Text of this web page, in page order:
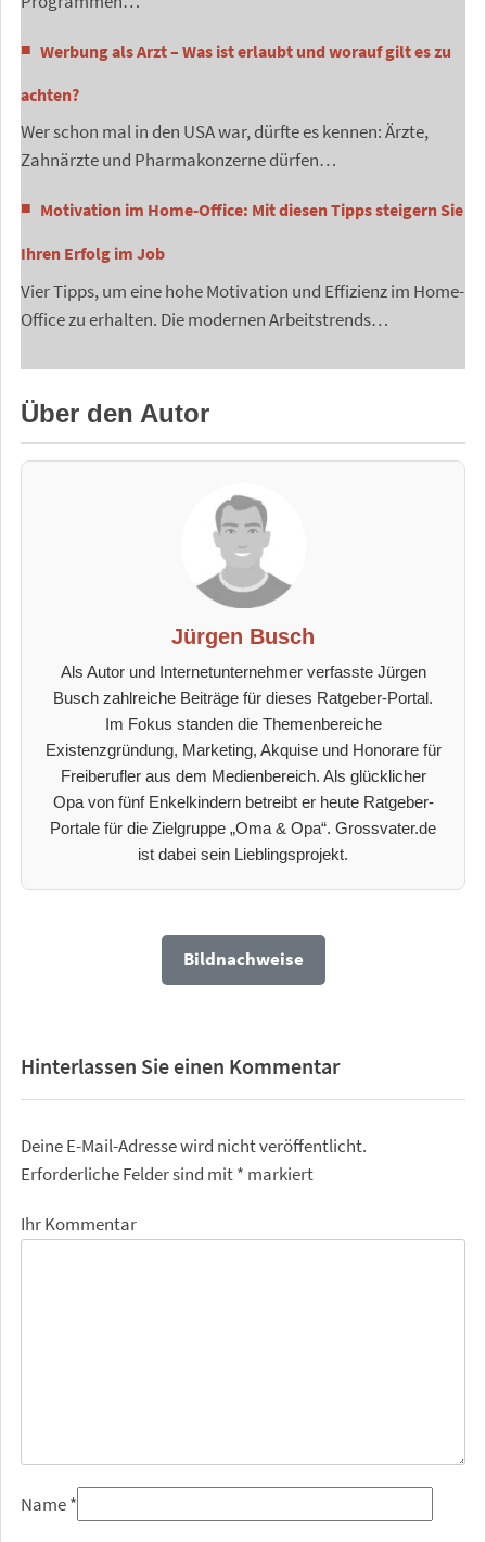
Werbung als Arzt – Was ist erlaubt und worauf gilt es zu
achten?
Wer schon mal in den USA war, dürfte es kennen: Ärzte,
Zahnärzte und Pharmakonzerne dürfen…
Motivation im Home-Office: Mit diesen Tipps steigern Sie
Ihren Erfolg im Job
Vier Tipps, um eine hohe Motivation und Effizienz im Home-
Office zu erhalten. Die modernen Arbeitstrends…
Über den Autor
Jürgen Busch
Als Autor und Internetunternehmer verfasste Jürgen
Busch zahlreiche Beiträge für dieses Ratgeber-Portal.
Im Fokus standen die Themenbereiche
Existenzgründung, Marketing, Akquise und Honorare für
Freiberufler aus dem Medienbereich. Als glücklicher
Opa von fünf Enkelkindern betreibt er heute Ratgeber-
Portale für die Zielgruppe „Oma & Opa“. Grossvater.de
ist dabei sein Lieblingsprojekt.
Bildnachweise
Hinterlassen Sie einen Kommentar
Deine E-Mail-Adresse wird nicht veröffentlicht.
Erforderliche Felder sind mit* markiert
Ihr Kommentar
Name*